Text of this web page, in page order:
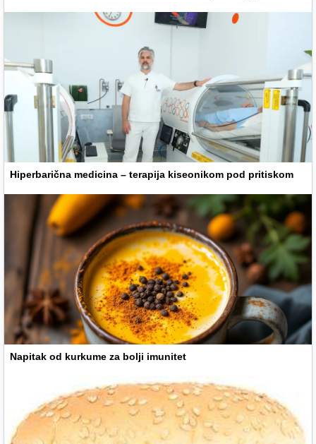
Hiperbarična medicina – terapija kiseonikom pod pritiskom
Napitak od kurkume za bolji imunitet